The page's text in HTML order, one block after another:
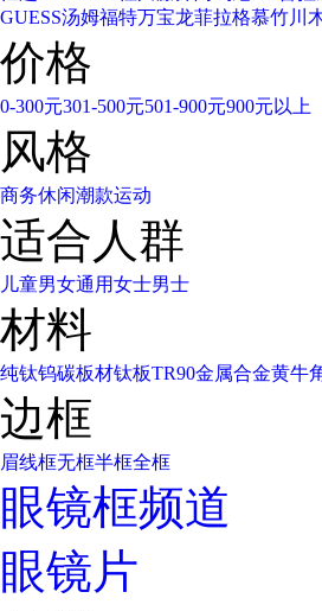
GUESS汤姆福特万宝龙菲拉格慕竹川
价格
0-300元301-500元501-900元900元以上
风格
商务休闲潮款运动
适合人群
儿童男女通用女士男士
材料
纯钛钨碳板材钛板TR90金属合金黄牛
边框
眉线框无框半框全框
眼镜框频道
眼镜片